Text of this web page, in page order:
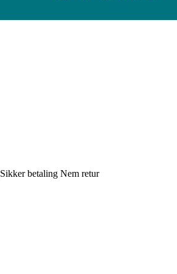
Sikker betaling Nem retur